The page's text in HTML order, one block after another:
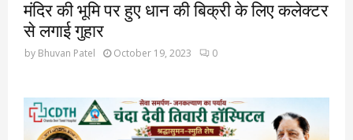
मंदिर की भूमि पर हुए धान की बिक्री के लिए कलेक्टर
से लगाई गुहार
by Bhuvan Patel October 19, 2023 0